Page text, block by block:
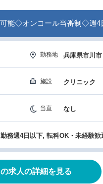
可能◇オンコール当番制◇週4
勤務地 兵庫県市川市
施設 クリニック
当直 なし
務週4日以下, 転科OK・未経験歓
求人の詳細を見る